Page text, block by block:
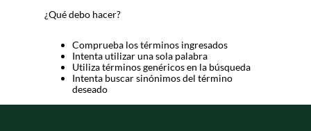
¿Qué debo hacer?
Comprueba los términos ingresados
Intenta utilizar una sola palabra
Utiliza términos genéricos en la búsqueda
Intenta buscar sinónimos del término
deseado